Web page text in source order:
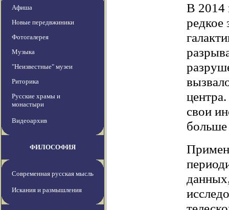
Афиша
Новые передвжиники
Фотогалерея
Музыка
"Неизвестные" музеи
Риторика
Русские храмы и
монастыри
Видеоархив
ФИЛОСОФИЯ
Современная русская мысль
Искания и размышления
В 2014
редкое
свои